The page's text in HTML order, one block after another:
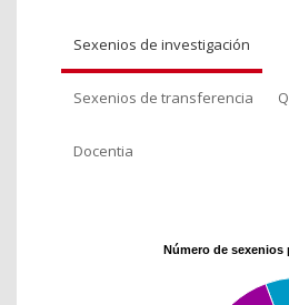
Sexenios de investigación
Sexenios de transferencia
Docentia
Número de